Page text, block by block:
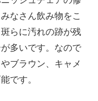
なさん飲み物をこ
らに汚れの跡が残
多いです。なので
ブラウン、キャメ
です。